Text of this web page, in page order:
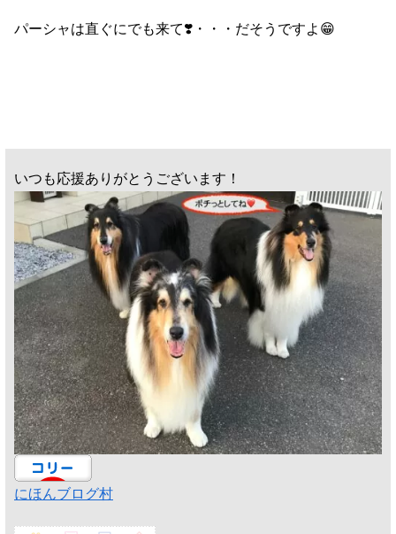
パーシャは直ぐにでも来て❣️・・・だそうですよ😁
いつも応援ありがとうございます！
にほんブログ村